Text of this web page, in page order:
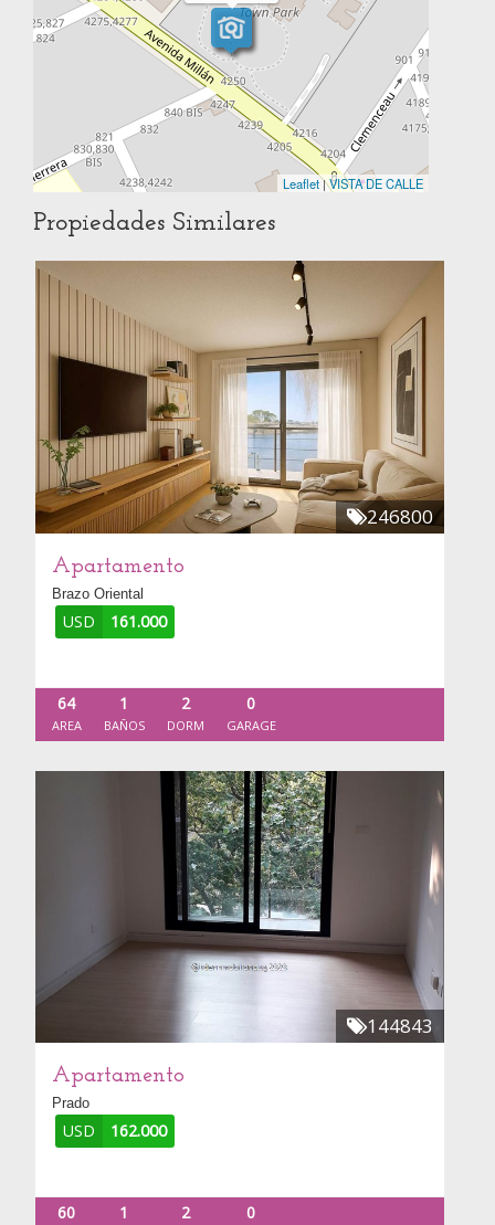
Leaflet|VISTA DE CALLE
Propiedades Similares
246800
Apartamento
Brazo Oriental
USD 161.000
64
AREA
1
BAÑOS
2
DORM
0
GARAGE
144843
Apartamento
Prado
USD 162.000
60 1 2 0